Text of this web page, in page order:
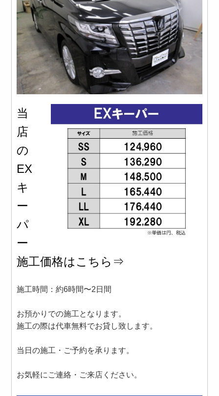
当
店
の
EX
キ
ー
パ
ー
施工価格はこちら⇒
施工時間：約6時間〜2日間
お預かりでの施工となります。
施工の際は代車無料でお貸し致します。
当日の施工・ご予約を承ります。
お気軽にご連絡・ご来店ください。